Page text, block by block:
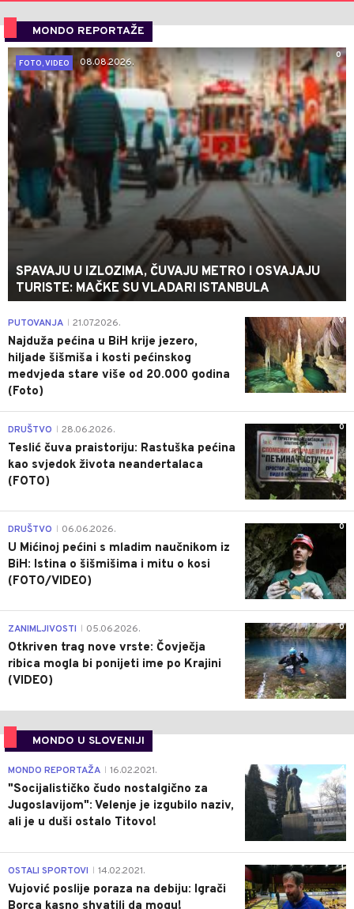
MONDO REPORTAŽE
0
FOTO, VIDEO
08.08.2026.
SPAVAJU U IZLOZIMA, ČUVAJU METRO I OSVAJAJU
TURISTE: MAČKE SU VLADARI ISTANBULA
0
PUTOVANJA 21.07.2026.
Najduža pećina u BiH krije jezero,
hiljade šišmiša i kosti pećinskog
medvjeda stare više od 20.000 godina
(Foto)
0
DRUŠTVO 28.06.2026.
Teslić čuva praistoriju: Rastuška pećina
kao svjedok života neandertalaca
(FOTO)
0
DRUŠTVO 06.06.2026.
U Mićinoj pećini s mladim naučnikom iz
BiH: Istina o šišmišima i mitu o kosi
(FOTO/VIDEO)
0
ZANIMLJIVOSTI 05.06.2026.
Otkriven trag nove vrste: Čovječja
ribica mogla bi ponijeti ime po Krajini
(VIDEO)
MONDO U SLOVENIJI
4
MONDO REPORTAŽA 16.02.2021.
"Socijalističko čudo nostalgično za
Jugoslavijom": Velenje je izgubilo naziv,
ali je u duši ostalo Titovo!
1
OSTALI SPORTOVI 14.02.2021.
Vujović poslije poraza na debiju: Igrači
Borca kasno shvatili da mogu!